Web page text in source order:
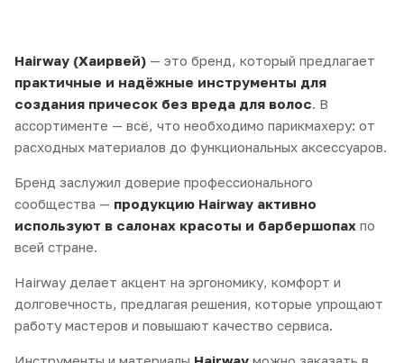
Hairway (Хаирвей) — это бренд, который предлагает
практичные и надёжные инструменты для
создания причесок без вреда для волос. В
ассортименте — всё, что необходимо парикмахеру: от
расходных материалов до функциональных аксессуаров.
Бренд заслужил доверие профессионального
сообщества — продукцию Hairway активно
используют в салонах красоты и барбершопах по
всей стране.
Hairway делает акцент на эргономику, комфорт и
долговечность, предлагая решения, которые упрощают
работу мастеров и повышают качество сервиса.